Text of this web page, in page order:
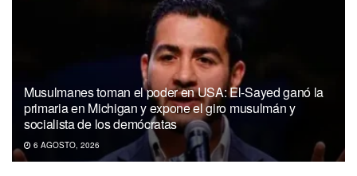
Musulmanes toman el poder en USA: El-Sayed ganó la
primaria en Michigan y expone el giro musulmán y
socialista de los demócratas
6 AGOSTO, 2026